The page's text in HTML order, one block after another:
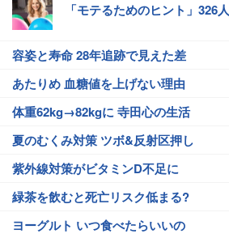
「モテるためのヒント」326
容姿と寿命 28年追跡で見えた差
あたりめ 血糖値を上げない理由
体重62kg→82kgに 寺田心の生活
夏のむくみ対策 ツボ&反射区押し
紫外線対策がビタミンD不足に
緑茶を飲むと死亡リスク低まる?
ヨーグルト いつ食べたらいいの